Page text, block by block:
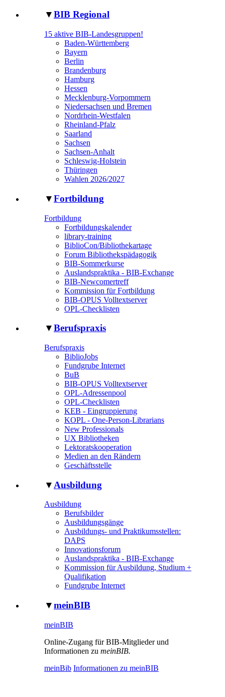
▼BIB Regional
15 aktive BIB-Landesgruppen!
Baden-Württemberg
Bayern
Berlin
Brandenburg
Hamburg
Hessen
Mecklenburg-Vorpommern
Niedersachsen und Bremen
Nordrhein-Westfalen
Rheinland-Pfalz
Saarland
Sachsen
Sachsen-Anhalt
Schleswig-Holstein
Thüringen
Wahlen 2026/2027
▼Fortbildung
Fortbildung
Fortbildungskalender
library-training
BiblioCon/Bibliothekartage
Forum Bibliothekspädagogik
BIB-Sommerkurse
Auslandspraktika - BIB-Exchange
BIB-Newcomertreff
Kommission für Fortbildung
BIB-OPUS Volltextserver
OPL-Checklisten
▼Berufspraxis
Berufspraxis
BiblioJobs
Fundgrube Internet
BuB
BIB-OPUS Volltextserver
OPL-Adressenpool
OPL-Checklisten
KEB - Eingruppierung
KOPL - One-Person-Librarians
New Professionals
UX Bibliotheken
Lektoratskooperation
Medien an den Rändern
Geschäftsstelle
▼ Ausbildung
Ausbildung
Berufsbilder
Ausbildungsgänge
Ausbildungs- und Praktikumsstellen:
DAPS
Innovationsforum
Auslandspraktika - BIB-Exchange
Kommission für Ausbildung, Studium +
Qualifikation
Fundgrube Internet
▼meinBIB
meinBIB
Online-Zugang für BIB-Mitglieder und
Informationen zu meinBIB.
meinBib Informationen zu meinBIB